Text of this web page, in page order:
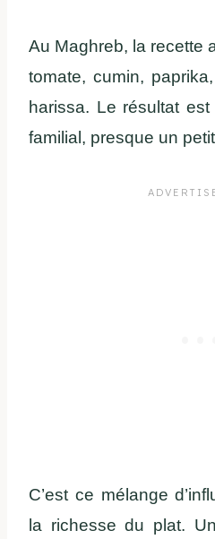
Au Maghreb, la recette
tomate, cumin,
harissa. Le résultat
familial, presque un
C’est ce mélange
la richesse du plat.